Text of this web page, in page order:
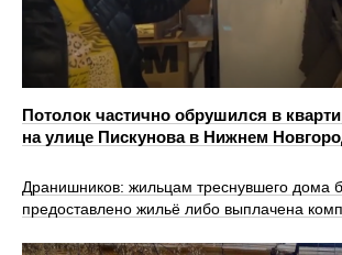
Потолок частично обрушился в
на улице Пискунова в Нижнем
Дранишников: жильцам треснувшего дома
предоставлено жильё либо выплачена